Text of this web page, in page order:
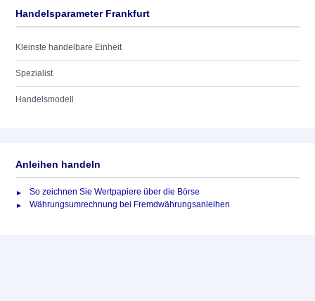
Handelsparameter Frankfurt
Kleinste handelbare Einheit
Spezialist
Handelsmodell
Anleihen handeln
So zeichnen Sie Wertpapiere über die Börse
Währungsumrechnung bei Fremdwährungsanleihen